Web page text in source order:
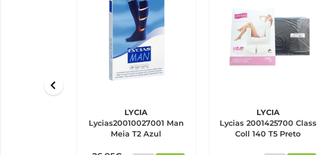
LYCIA
Lycias20010027001 Man
Meia T2 Azul
LYCIA
Lycias 2001425700 Class
Coll 140 T5 Preto